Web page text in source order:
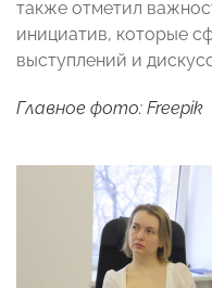
также отметил
инициатив, которые
выступлений и
Главное фото: Freepik